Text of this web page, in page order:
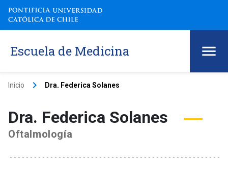
Escuela de Medicina
Inicio keyboard_arrow_right Dra. Federica Solanes
Dra. Federica Solanes
Oftalmología